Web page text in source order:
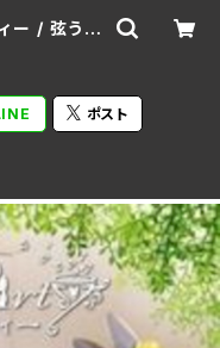
ー / 弦うさ
ポスト